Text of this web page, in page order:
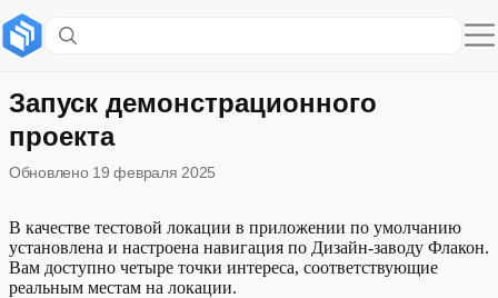
Запуск внутри Unity Editor
Запуск на устройстве
Запуск демонстрационного
проекта
Обновлено 19 февраля 2025
В качестве тестовой локации в приложении по умолчанию
установлена и настроена навигация по Дизайн-заводу Флакон.
Вам доступно четыре точки интереса, соответствующие
реальным местам на локации.